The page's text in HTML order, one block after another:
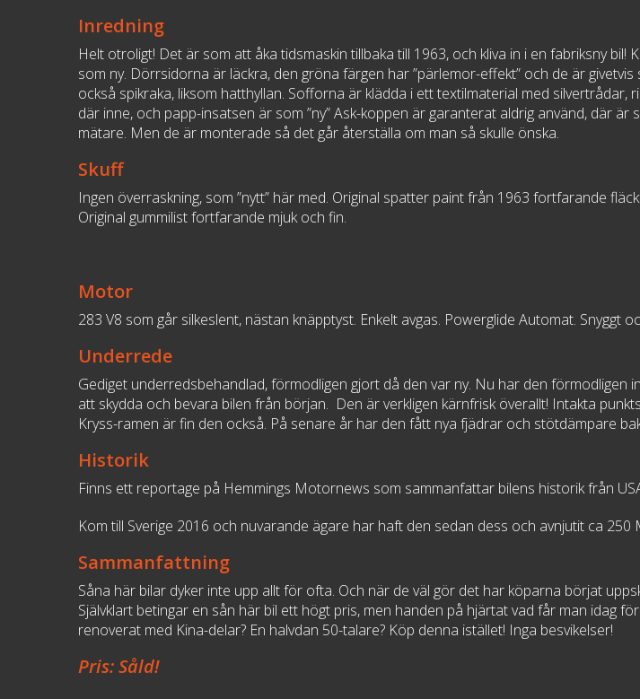
Inredning
Helt otroligt! Det är som att åka tidsmaskin tillbaka till 1963, och kliva in i en fabriksny
som ny. Dörrsidorna är läckra, den gröna färgen har ”pärlemor-effekt” och de är
också spikraka, liksom hatthyllan. Sofforna är klädda i ett textilmaterial med
där inne, och papp-insatsen är som ”ny” Ask-koppen är garanterat aldrig använd, där
mätare. Men de är monterade så det går återställa om man så skulle önska.
Skuff
Ingen överraskning, som ”nytt” här med. Original spatter paint från 1963 fortfarande
Original gummilist fortfarande mjuk och fin.
Motor
283 V8 som går silkeslent, nästan knäpptyst. Enkelt avgas. Powerglide Automat. Snyggt
Underrede
Gediget underredsbehandlad, förmodligen gjort då den var ny. Nu har den
att skydda och bevara bilen från början. Den är verkligen kärnfrisk överallt! Intakta
Kryss-ramen är fin den också. På senare år har den fått nya fjädrar och stötdämpare
Historik
Finns ett reportage på Hemmings Motornews som sammanfattar bilens historik från
Kom till Sverige 2016 och nuvarande ägare har haft den sedan dess och avnjutit ca
Sammanfattning
Såna här bilar dyker inte upp allt för ofta. Och när de väl gör det har köparna börjat
Självklart betingar en sån här bil ett högt pris, men handen på hjärtat vad får man idag
renoverat med Kina-delar? En halvdan 50-talare? Köp denna istället! Inga besvikelser!
Pris: Såld!